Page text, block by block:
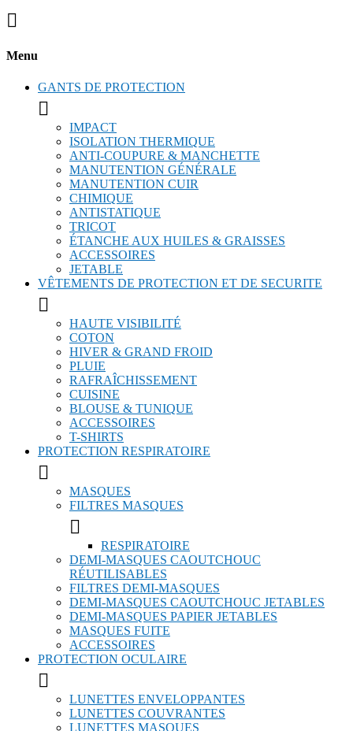

Menu
GANTS DE PROTECTION

IMPACT
ISOLATION THERMIQUE
ANTI-COUPURE & MANCHETTE
MANUTENTION GÉNÉRALE
MANUTENTION CUIR
CHIMIQUE
ANTISTATIQUE
TRICOT
ÉTANCHE AUX HUILES & GRAISSES
ACCESSOIRES
JETABLE
VÊTEMENTS DE PROTECTION ET DE SECURITE

HAUTE VISIBILITÉ
COTON
HIVER & GRAND FROID
PLUIE
RAFRAÎCHISSEMENT
CUISINE
BLOUSE & TUNIQUE
ACCESSOIRES
T-SHIRTS
PROTECTION RESPIRATOIRE

MASQUES
FILTRES MASQUES

RESPIRATOIRE
DEMI-MASQUES CAOUTCHOUC
RÉUTILISABLES
FILTRES DEMI-MASQUES
DEMI-MASQUES CAOUTCHOUC JETABLES
DEMI-MASQUES PAPIER JETABLES
MASQUES FUITE
ACCESSOIRES
PROTECTION OCULAIRE

LUNETTES ENVELOPPANTES
LUNETTES COUVRANTES
LUNETTES MASQUES